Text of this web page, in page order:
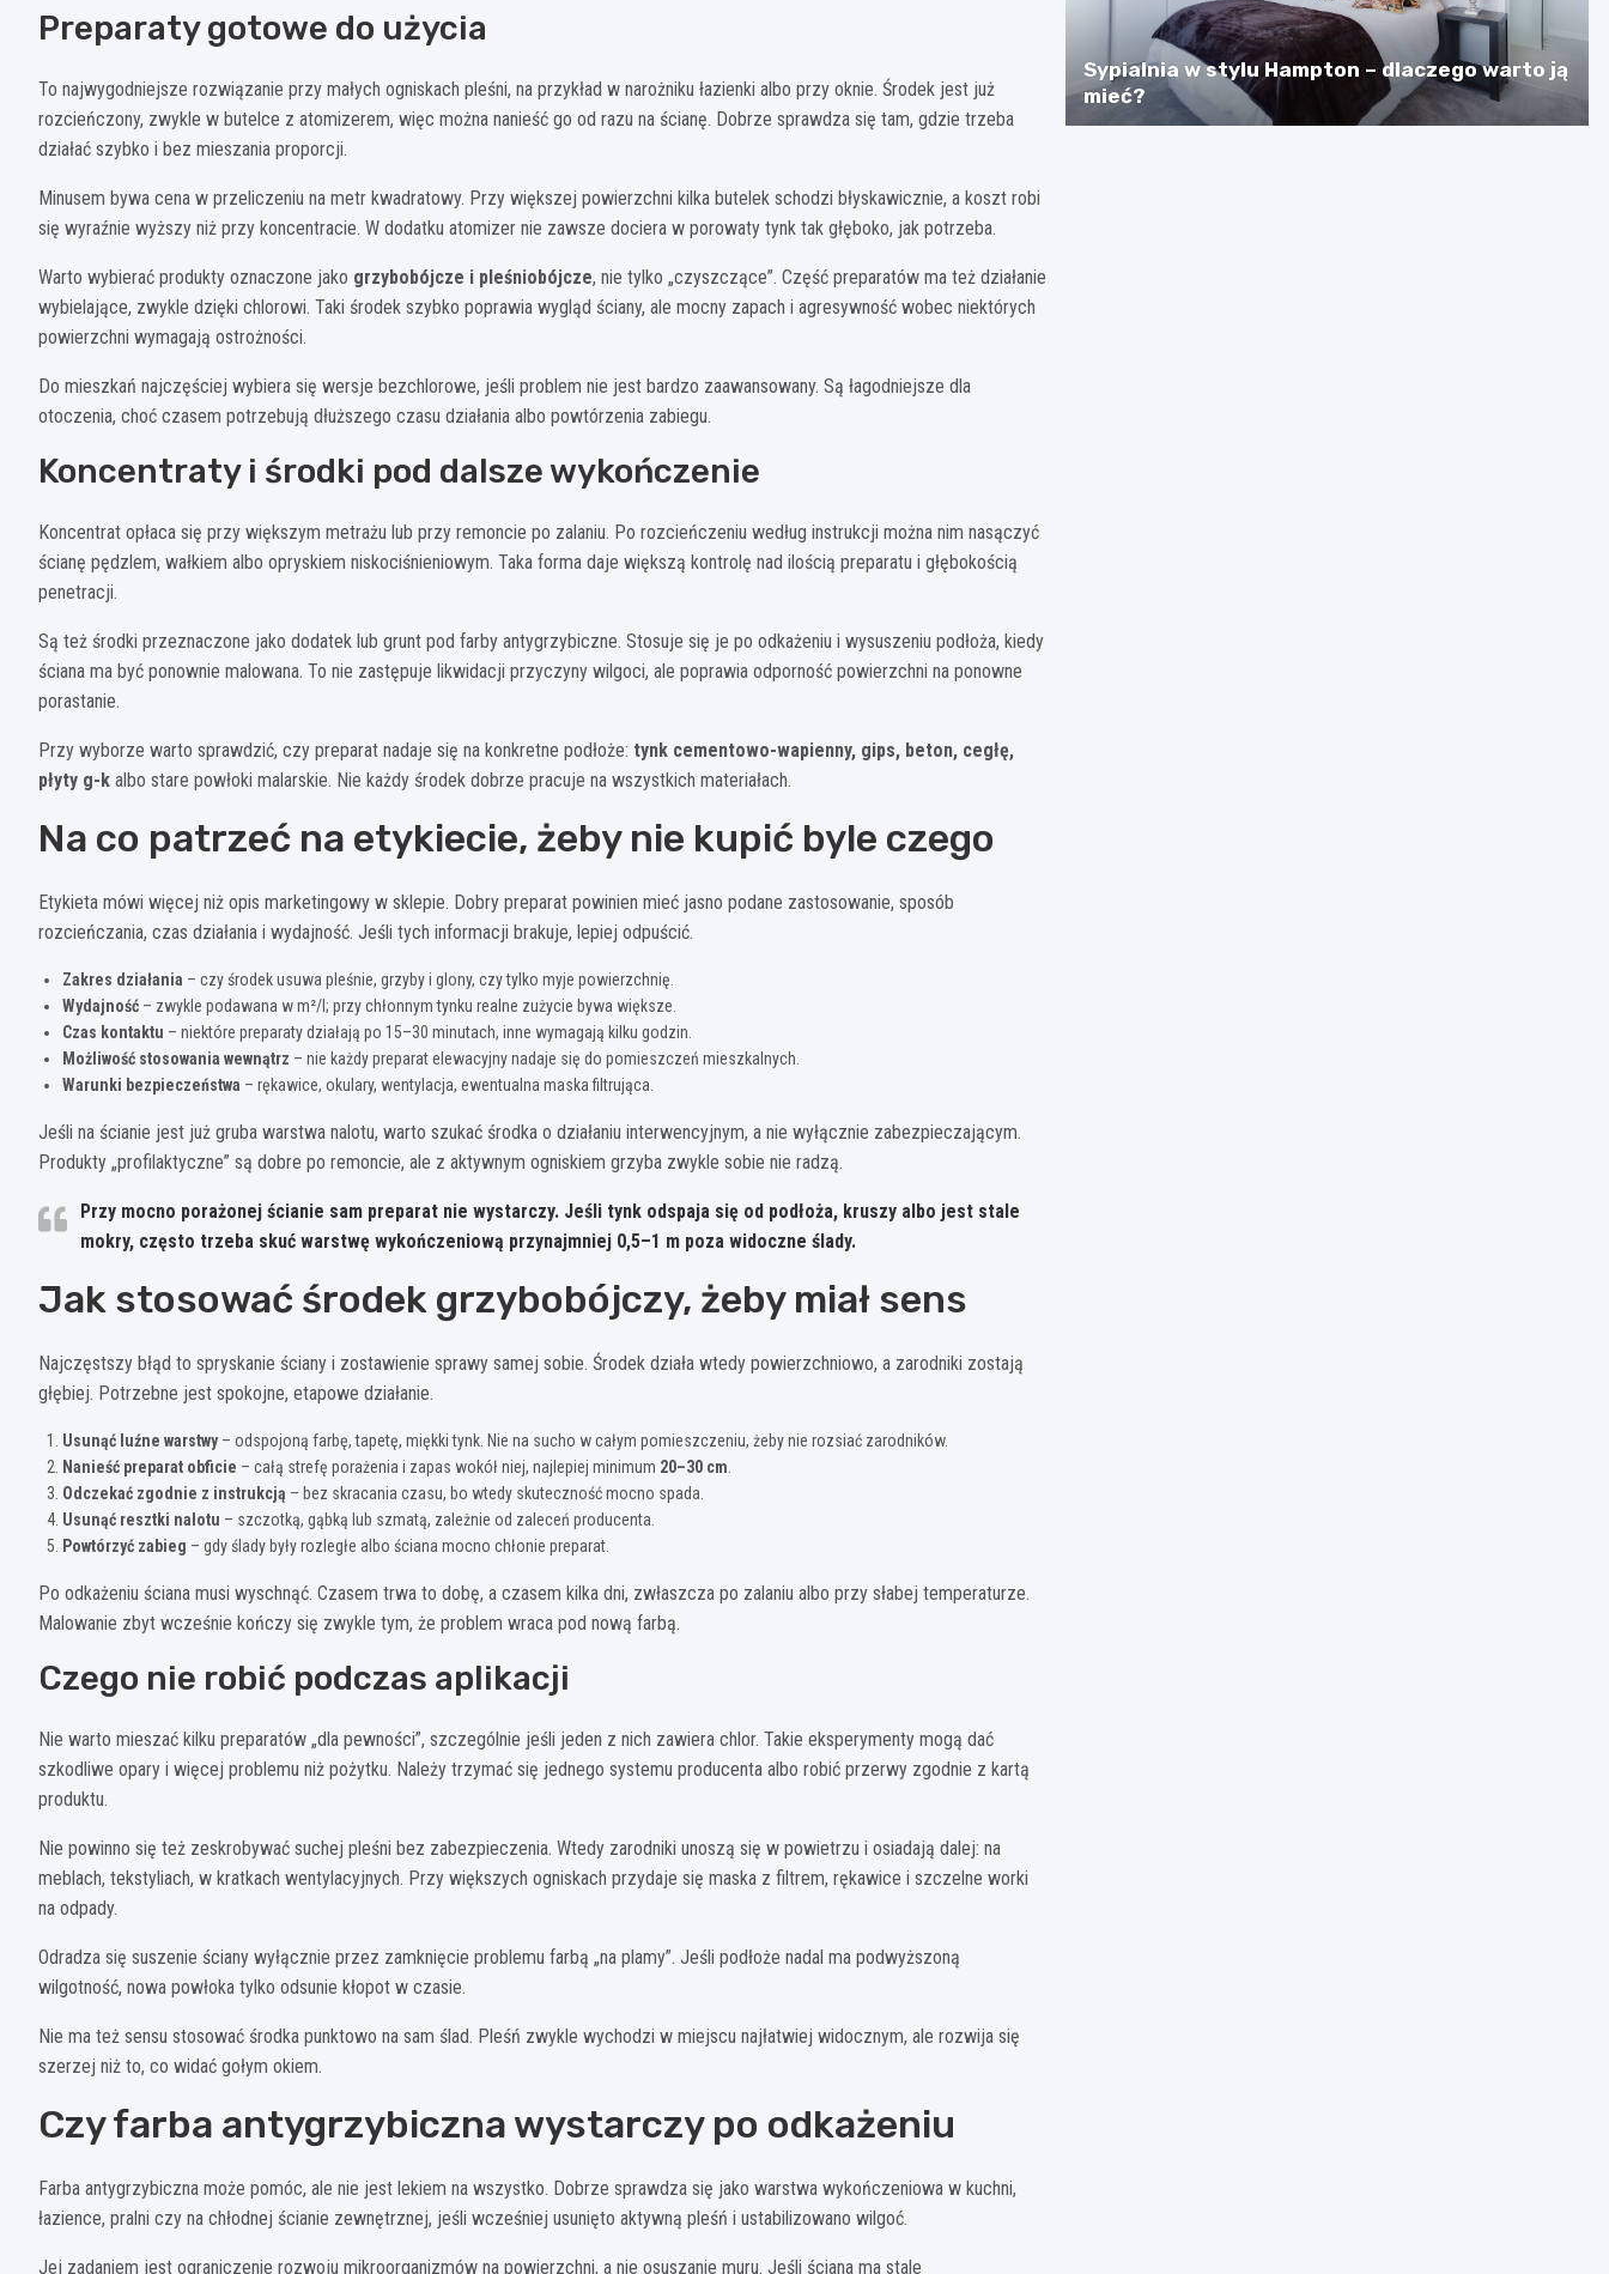
Preparaty gotowe do użycia
To najwygodniejsze rozwiązanie przy małych ogniskach pleśni, na przykład w narożniku łazienki albo przy oknie. Środek jest już
rozcieńczony, zwykle w butelce z atomizerem, więc można nanieść go od razu na ścianę. Dobrze sprawdza się tam, gdzie trzeba
działać szybko i bez mieszania proporcji.
Minusem bywa cena w przeliczeniu na metr kwadratowy. Przy większej powierzchni kilka butelek schodzi błyskawicznie, a koszt robi
się wyraźnie wyższy niż przy koncentracie. W dodatku atomizer nie zawsze dociera w porowaty tynk tak głęboko, jak potrzeba.
Warto wybierać produkty oznaczone jako grzybobójcze i pleśniobójcze, nie tylko „czyszczące”. Część preparatów ma też działanie
wybielające, zwykle dzięki chlorowi. Taki środek szybko poprawia wygląd ściany, ale mocny zapach i agresywność wobec niektórych
powierzchni wymagają ostrożności.
Do mieszkań najczęściej wybiera się wersje bezchlorowe, jeśli problem nie jest bardzo zaawansowany. Są łagodniejsze dla
otoczenia, choć czasem potrzebują dłuższego czasu działania albo powtórzenia zabiegu.
Koncentraty i środki pod dalsze wykończenie
Koncentrat opłaca się przy większym metrażu lub przy remoncie po zalaniu. Po rozcieńczeniu według instrukcji można nim nasączyć
ścianę pędzlem, wałkiem albo opryskiem niskociśnieniowym. Taka forma daje większą kontrolę nad ilością preparatu i głębokością
penetracji.
Są też środki przeznaczone jako dodatek lub grunt pod farby antygrzybiczne. Stosuje się je po odkażeniu i wysuszeniu podłoża, kiedy
ściana ma być ponownie malowana. To nie zastępuje likwidacji przyczyny wilgoci, ale poprawia odporność powierzchni na ponowne
porastanie.
Przy wyborze warto sprawdzić, czy preparat nadaje się na konkretne podłoże: tynk cementowo-wapienny, gips, beton, cegłę,
płyty g-k albo stare powłoki malarskie. Nie każdy środek dobrze pracuje na wszystkich materiałach.
Na co patrzeć na etykiecie, żeby nie kupić byle czego
Etykieta mówi więcej niż opis marketingowy w sklepie. Dobry preparat powinien mieć jasno podane zastosowanie, sposób
rozcieńczania, czas działania i wydajność. Jeśli tych informacji brakuje, lepiej odpuścić.
Zakres działania – czy środek usuwa pleśnie, grzyby i glony, czy tylko myje powierzchnię.
Wydajność – zwykle podawana w m²/l; przy chłonnym tynku realne zużycie bywa większe.
Czas kontaktu – niektóre preparaty działają po 15–30 minutach, inne wymagają kilku godzin.
Możliwość stosowania wewnątrz – nie każdy preparat elewacyjny nadaje się do pomieszczeń mieszkalnych.
Warunki bezpieczeństwa – rękawice, okulary, wentylacja, ewentualna maska filtrująca.
Jeśli na ścianie jest już gruba warstwa nalotu, warto szukać środka o działaniu interwencyjnym, a nie wyłącznie zabezpieczającym.
Produkty „profilaktyczne” są dobre po remoncie, ale z aktywnym ogniskiem grzyba zwykle sobie nie radzą.
Przy mocno porażonej ścianie sam preparat nie wystarczy. Jeśli tynk odspaja się od podłoża, kruszy albo jest stale
mokry, często trzeba skuć warstwę wykończeniową przynajmniej 0,5–1 m poza widoczne ślady.
Jak stosować środek grzybobójczy, żeby miał sens
Najczęstszy błąd to spryskanie ściany i zostawienie sprawy samej sobie. Środek działa wtedy powierzchniowo, a zarodniki zostają
głębiej. Potrzebne jest spokojne, etapowe działanie.
Usunąć luźne warstwy– odspojoną farbę, tapetę, miękki tynk. Nie na sucho w całym pomieszczeniu, żeby nie rozsiać zarodników.
Nanieść preparat obficie – całą strefę porażenia i zapas wokół niej, najlepiej minimum 20–30 cm
Odczekać zgodnie z instrukcją – bez skracania czasu, bo wtedy skuteczność mocno spada.
Usunąć resztki nalotu – szczotką, gąbką lub szmatą, zależnie od zaleceń producenta.
Powtórzyć zabieg – gdy ślady były rozległe albo ściana mocno chłonie preparat.
Po odkażeniu ściana musi wyschnąć. Czasem trwa to dobę, a czasem kilka dni, zwłaszcza po zalaniu albo przy słabej temperaturze.
Malowanie zbyt wcześnie kończy się zwykle tym, że problem wraca pod nową farbą.
Czego nie robić podczas aplikacji
Nie warto mieszać kilku preparatów „dla pewności”, szczególnie jeśli jeden z nich zawiera chlor. Takie eksperymenty mogą dać
szkodliwe opary i więcej problemu niż pożytku. Należy trzymać się jednego systemu producenta albo robić przerwy zgodnie z kartą
produktu.
Nie powinno się też zeskrobywać suchej pleśni bez zabezpieczenia. Wtedy zarodniki unoszą się w powietrzu i osiadają dalej: na
meblach, tekstyliach, w kratkach wentylacyjnych. Przy większych ogniskach przydaje się maska z filtrem, rękawice i szczelne worki
na odpady.
Odradza się suszenie ściany wyłącznie przez zamknięcie problemu farbą „na plamy”. Jeśli podłoże nadal ma podwyższoną
wilgotność, nowa powłoka tylko odsunie kłopot w czasie.
Nie ma też sensu stosować środka punktowo na sam ślad. Pleśń zwykle wychodzi w miejscu najłatwiej widocznym, ale rozwija się
szerzej niż to, co widać gołym okiem.
Czy farba antygrzybiczna wystarczy po odkażeniu
Farba antygrzybiczna może pomóc, ale nie jest lekiem na wszystko. Dobrze sprawdza się jako warstwa wykończeniowa w kuchni,
łazience, pralni czy na chłodnej ścianie zewnętrznej, jeśli wcześniej usunięto aktywną pleśń i ustabilizowano wilgoć.
Jej zadaniem jest ograniczenie rozwoju mikroorganizmów na powierzchni, a nie osuszanie muru. Jeśli ściana ma stale
Sypialnia w stylu Hampton – dlaczego warto ją
mieć?